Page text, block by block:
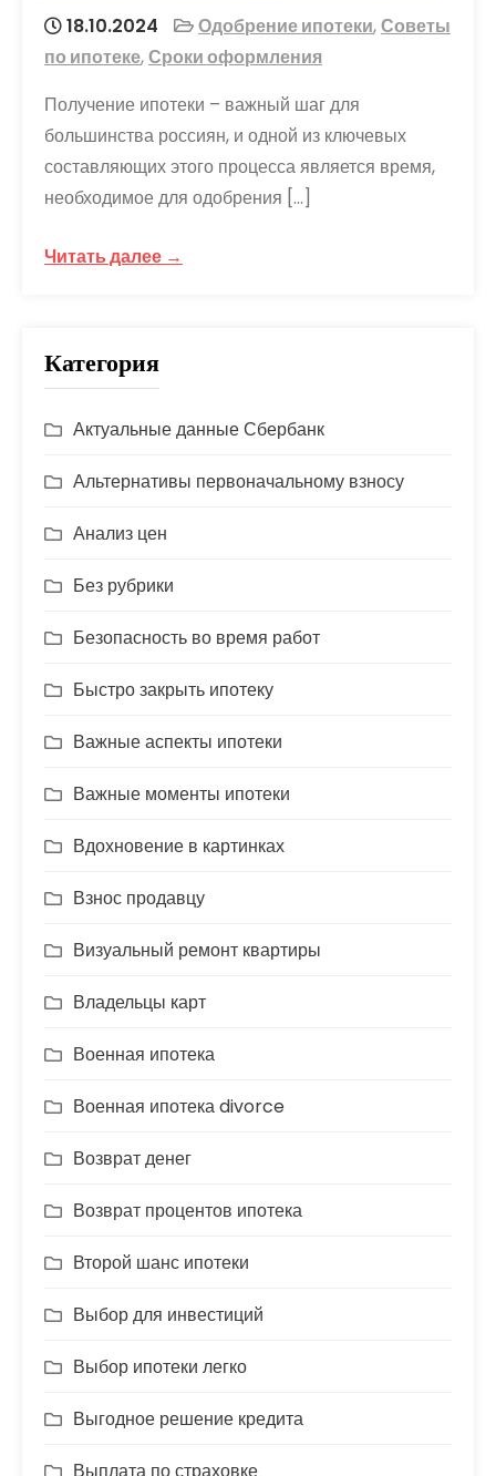
18.10.2024 Одобрение ипотеки,Советы
по ипотеке,Сроки оформления
Получение ипотеки – важный шаг для
большинства россиян, и одной из ключевых
составляющих этого процесса является время,
необходимое для одобрения […]
Читать далее →
Категория
Актуальные данные Сбербанк
Альтернативы первоначальному взносу
Анализ цен
Без рубрики
Безопасность во время работ
Быстро закрыть ипотеку
Важные аспекты ипотеки
Важные моменты ипотеки
Вдохновение в картинках
Взнос продавцу
Визуальный ремонт квартиры
Владельцы карт
Военная ипотека
Военная ипотека divorce
Возврат денег
Возврат процентов ипотека
Второй шанс ипотеки
Выбор для инвестиций
Выбор ипотеки легко
Выгодное решение кредита